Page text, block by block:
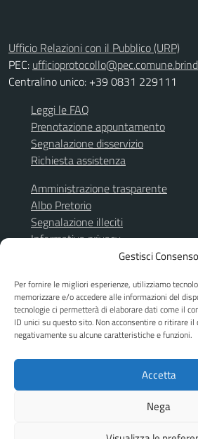
Gestisci Consenso
Per fornire le migliori esperienze, utilizziamo
memorizzare e/o accedere alle informazioni del
tecnologie ci permetterà di elaborare dati come il
ID unici su questo sito. Non acconsentire o ritirare
negativamente su alcune caratteristiche e funzioni.
Accetta
Nega
Ufficio Relazioni con il Pubblico (URP)
PEC:
Centralino unico: +39 0831 229111
Leggi le FAQ
Prenotazione appuntamento
Segnalazione disservizio
Richiesta assistenza
Amministrazione trasparente
Albo Pretorio
Segnalazione illeciti
Informativa privacy
Obiettivi di accessibilità
Piano di miglioramento del sito
SEGUICI SU